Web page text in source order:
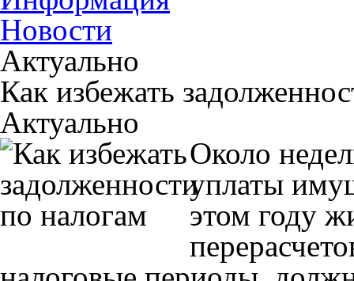
Новости
Актуально
Как избежать
Актуально
Около
уплаты
этом году